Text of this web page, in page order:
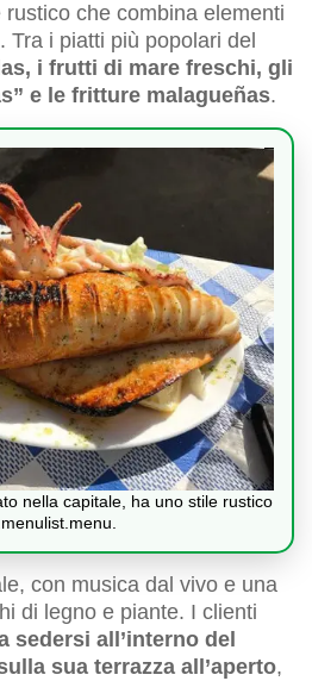
rustico che combina elementi
Tra i piatti più popolari del
i frutti di mare freschi, gli
e le fritture malagueñas.
nella capitale, ha uno stile rustico
con musica dal vivo e una
di legno e piante. I clienti
sedersi all’interno del
sua terrazza all’aperto,